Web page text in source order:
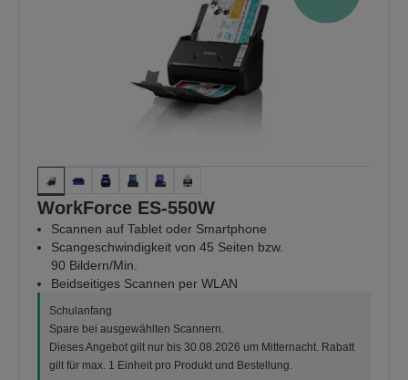
WorkForce ES-550W
Scannen auf Tablet oder Smartphone
Scangeschwindigkeit von 45 Seiten bzw.
90 Bildern/Min.
Beidseitiges Scannen per WLAN
Schulanfang
Spare bei ausgewählten Scannern.
Dieses Angebot gilt nur bis 30.08.2026 um Mitternacht. Rabatt
gilt für max. 1 Einheit pro Produkt und Bestellung.